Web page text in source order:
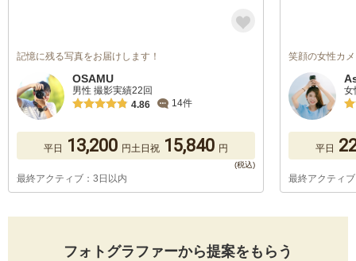
記憶に残る写真をお届けします！
OSAMU
男性 撮影実績22回
4.86
14件
平日 13,200 円土日祝 15,840 円
最終アクティブ：3日以内
笑顔の女性カ
女
平日
最終アクティ
フォトグラファーから提案をもらう